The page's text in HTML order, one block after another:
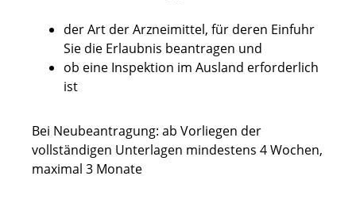
der Art der Arzneimittel, für deren Einfuhr
Sie die Erlaubnis beantragen und
ob eine Inspektion im Ausland erforderlich
ist
Bei Neubeantragung: ab Vorliegen der
vollständigen Unterlagen mindestens 4 Wochen,
maximal 3 Monate